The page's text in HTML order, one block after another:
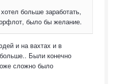
больше заработать,
было бы желание.
и на вахтах и в
Были конечно
сложно было